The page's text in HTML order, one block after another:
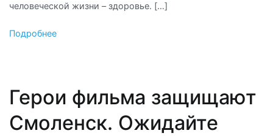
человеческой жизни – здоровье. […]
Подробнее
Герои фильма защищают
Смоленск. Ожидайте